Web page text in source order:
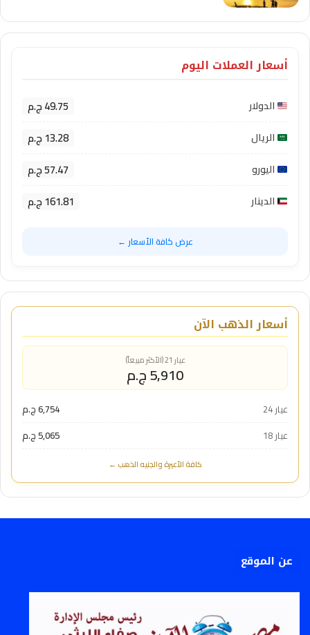
أسعار العملات اليوم
الدولار 49.75 ج.م
الريال 13.28 ج.م
اليورو 57.47 ج.م
الدينار 161.81 ج.م
عرض كافة الأسعار ←
أسعار الذهب الآن
عيار 21 (الأكثر مبيعاً)
5,910 ج.م
عيار 24
6,754 ج.م
عيار 18
5,065 ج.م
كافة الأعيرة والجنيه الذهب ←
عن الموقع